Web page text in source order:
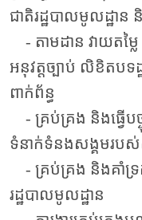
ជាតិរដ្ឋបាលមូលដ្ឋាន
- តាមដាន វាយតម្
អនុវត្តច្បាប់ លិខិតប
ពាក់ព័ន្ធ
- គ្រប់គ្រង និងធ្វើប
ទំនាក់ទំនងសង្គមរបស់
- គ្រប់គ្រង និងគាំទ្រ
រដ្ឋបាលមូលដ្ឋាន